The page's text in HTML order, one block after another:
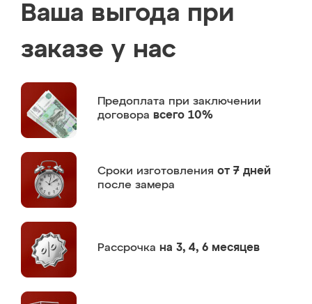
Ваша выгода при
заказе у нас
Предоплата при заключении
договора всего 10%
Сроки изготовления от 7 дней
после замера
Рассрочка на 3, 4, 6 месяцев